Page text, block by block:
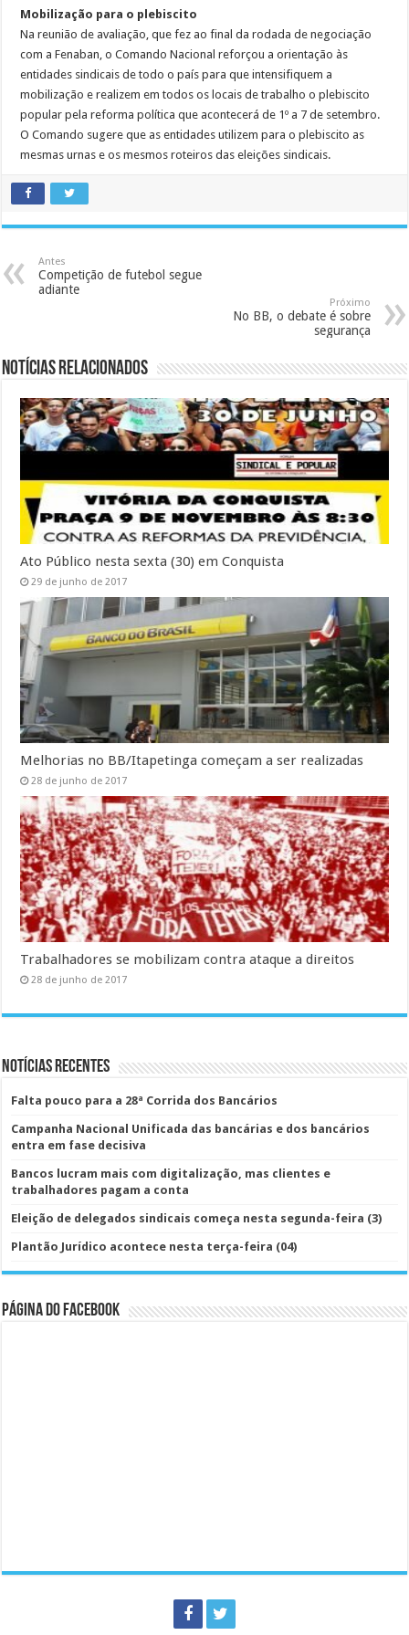
Mobilização para o plebiscito
Na reunião de avaliação, que fez ao final da rodada de negociação
com a Fenaban, o Comando Nacional reforçou a orientação às
entidades sindicais de todo o país para que intensifiquem a
mobilização e realizem em todos os locais de trabalho o plebiscito
popular pela reforma política que acontecerá de 1º a 7 de setembro.
O Comando sugere que as entidades utilizem para o plebiscito as
mesmas urnas e os mesmos roteiros das eleições sindicais.
Antes
Competição de futebol segue
adiante
Próximo
No BB, o debate é sobre
segurança
Notícias Relacionados
Ato Público nesta sexta (30) em Conquista
29 de junho de 2017
Melhorias no BB/Itapetinga começam a ser realizadas
28 de junho de 2017
Trabalhadores se mobilizam contra ataque a direitos
28 de junho de 2017
Notícias Recentes
Falta pouco para a 28ª Corrida dos Bancários
Campanha Nacional Unificada das bancárias e dos bancários
entra em fase decisiva
Bancos lucram mais com digitalização, mas clientes e
trabalhadores pagam a conta
Eleição de delegados sindicais começa nesta segunda-feira (3)
Plantão Jurídico acontece nesta terça-feira (04)
Página do Facebook